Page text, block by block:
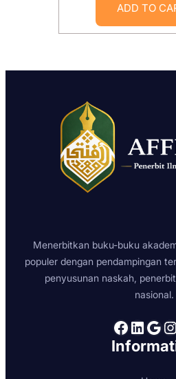
ADD TO
Menerbitkan buku-buku
populer dengan pendampingan
penyusunan naskah,
nasional.
Facebook LinkedIn Google Instagram